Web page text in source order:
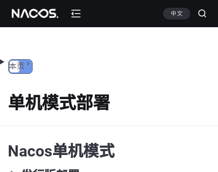
跳转到内容 中文
本页
单机模式部署
Nacos单机模式